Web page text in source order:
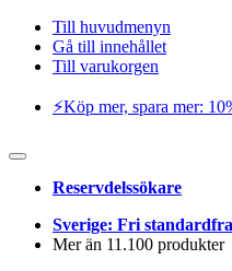
Till huvudmenyn
Gå till innehållet
Till varukorgen
⚡️Köp mer, spara mer:
Reservdelssökare
Sverige: Fri
Mer än 11.100 produkter